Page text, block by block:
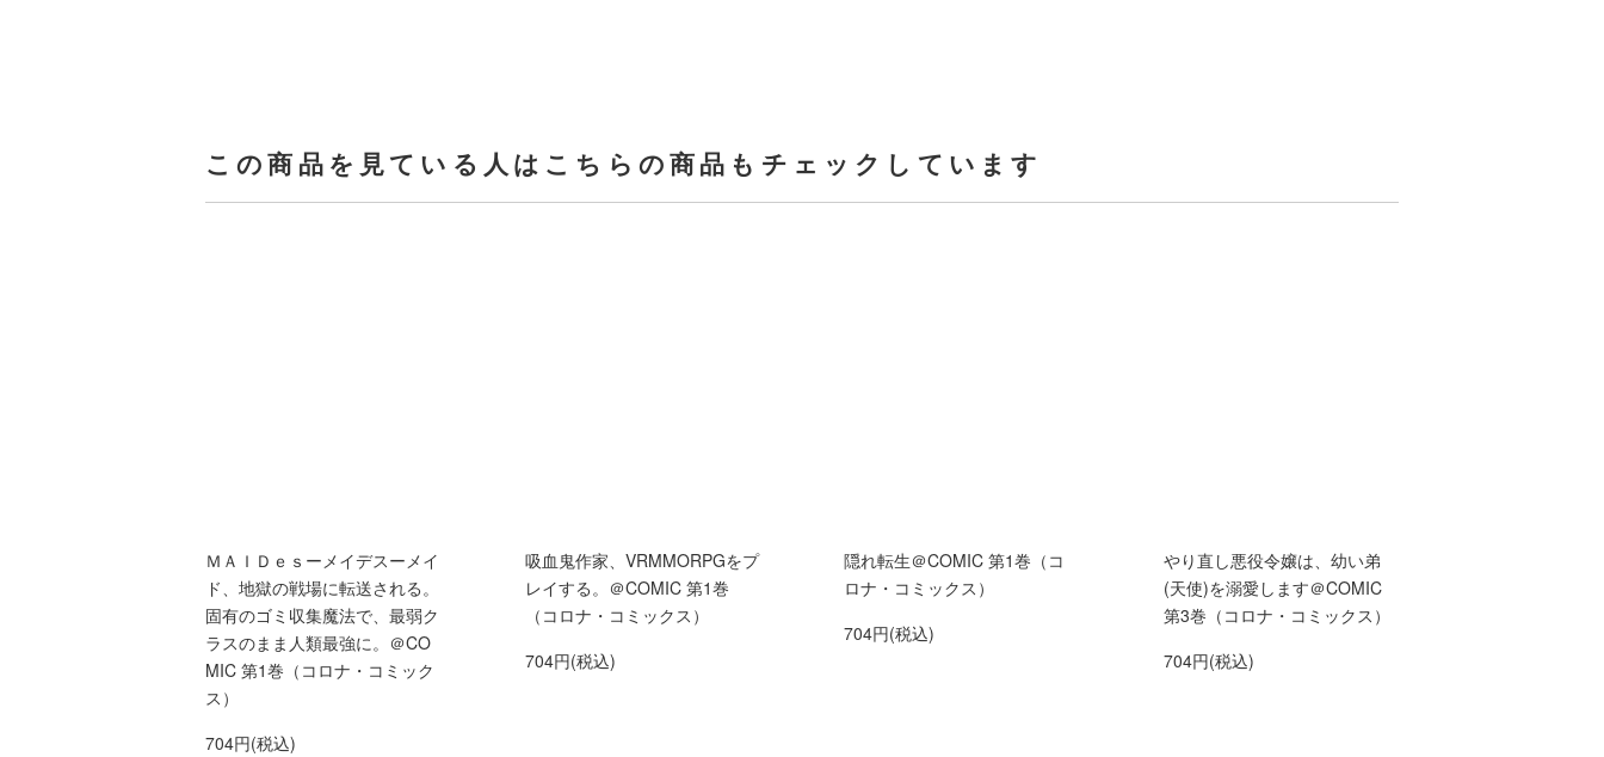
この商品を見ている人はこちらの商品もチェックしています
ＭＡＩＤｅｓーメイデスーメイ
ド、地獄の戦場に転送される。
固有のゴミ収集魔法で、最弱ク
ラスのまま人類最強に。＠CO
MIC 第1巻（コロナ・コミック
ス）
704円(税込)
吸血鬼作家、VRMMORPGをプ
レイする。＠COMIC 第1巻
（コロナ・コミックス）
704円(税込)
隠れ転生＠COMIC 第1巻（コ
ロナ・コミックス）
704円(税込)
やり直し悪役令嬢は、幼い弟
(天使)を溺愛します＠COMIC
第3巻（コロナ・コミックス）
704円(税込)